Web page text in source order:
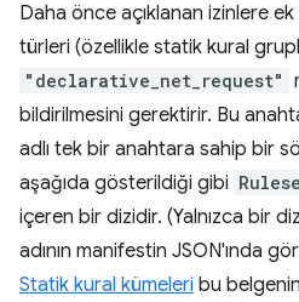
Daha önce açıklanan izinlere
türleri (özellikle statik kural
"declarative_net_request"
bildirilmesini gerektirir. Bu
adlı tek bir anahtara sahip bir
aşağıda gösterildiği gibi
içeren bir dizidir. (Yalnızca bir
adının manifestin JSON'ında
Statik kural kümeleri bu belgenin